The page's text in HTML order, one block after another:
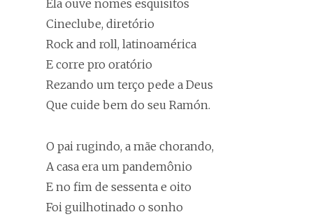
Ela ouve nomes esquisitos
Cineclube, diretório
Rock and roll, latinoamérica
E corre pro oratório
Rezando um terço pede a Deus
Que cuide bem do seu Ramón.
O pai rugindo, a mãe chorando,
A casa era um pandemônio
E no fim de sessenta e oito
Foi guilhotinado o sonho